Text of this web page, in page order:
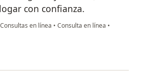
con confianza.
Consultas en línea • Consulta en línea •
Hincapié